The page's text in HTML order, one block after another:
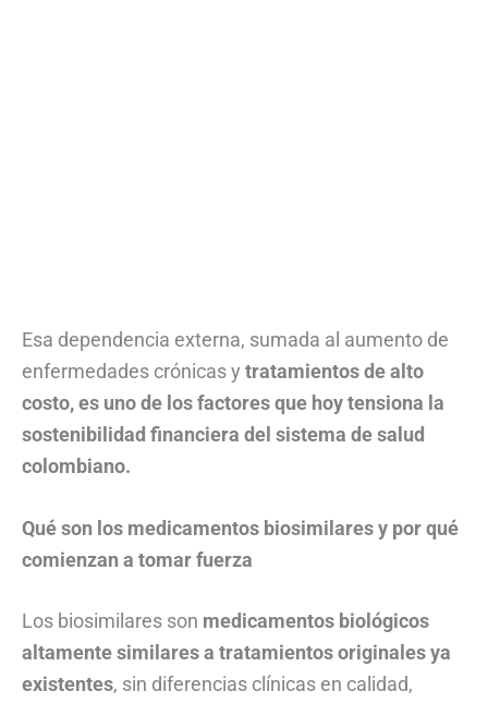
Esa dependencia externa, sumada al aumento de
enfermedades crónicas y tratamientos de alto
costo, es uno de los factores que hoy tensiona la
sostenibilidad financiera del sistema de salud
colombiano.
Qué son los medicamentos biosimilares y por qué
comienzan a tomar fuerza
Los biosimilares son medicamentos biológicos
altamente similares a tratamientos originales ya
existentes, sin diferencias clínicas en calidad,